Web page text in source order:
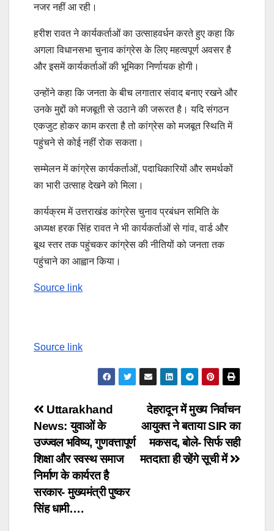
नजर नहीं आ रही।
हरीश रावत ने कार्यकर्ताओं का उत्साहवर्धन करते हुए कहा कि
अगला विधानसभा चुनाव कांग्रेस के लिए महत्वपूर्ण अवसर है
और इसमें कार्यकर्ताओं की भूमिका निर्णायक होगी।
उन्होंने कहा कि जनता के बीच लगातार संवाद बनाए रखने और
उनके मुद्दों को मजबूती से उठाने की जरूरत है। यदि संगठन
एकजुट होकर काम करता है तो कांग्रेस को मजबूत स्थिति में
पहुंचने से कोई नहीं रोक सकता।
सम्मेलन में कांग्रेस कार्यकर्ताओं, पदाधिकारियों और समर्थकों
का भारी उत्साह देखने को मिला।
कार्यक्रम में उत्तराखंड कांग्रेस चुनाव प्रबंधन समिति के
अध्यक्ष हरक सिंह रावत ने भी कार्यकर्ताओं से गांव, वार्ड और
बूथ स्तर तक पहुंचकर कांग्रेस की नीतियों को जनता तक
पहुंचाने का आह्वान किया।
Source link
Source link
Post
navigation
देहरादून में मुख्य निर्वाचन
आयुक्त ने बताया SIR का
मकसद, बोले- सिर्फ सही
मतदाता ही रहेंगे सूची में
Uttarakhand
News: युवाओं के
उज्ज्वल भविष्य, गुणवत्तापूर्ण
शिक्षा और स्वस्थ समाज
निर्माण के कार्यरत है
सरकार- मुख्यमंत्री पुष्कर
सिंह धामी….